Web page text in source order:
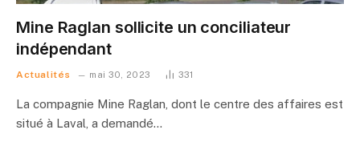
Mine Raglan sollicite un conciliateur
indépendant
Actualités mai 30, 2023 331
La compagnie Mine Raglan, dont le centre des affaires est
situé à Laval, a demandé…